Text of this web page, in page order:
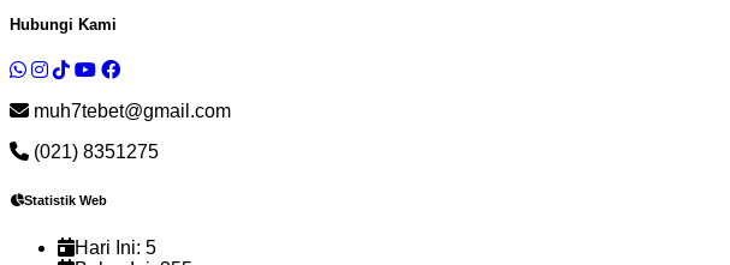
Hubungi Kami
muh7tebet@gmail.com
(021) 8351275
Statistik Web
Hari Ini: 5